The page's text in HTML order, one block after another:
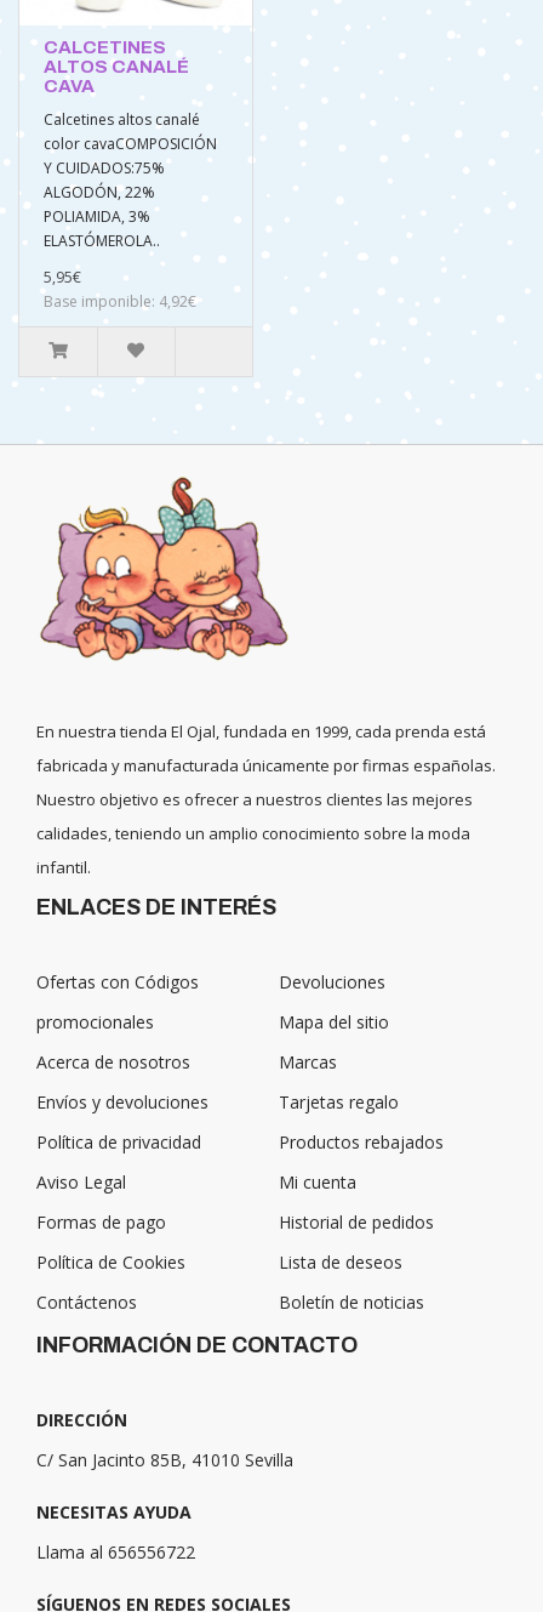
CALCETINES
ALTOS CANALÉ
CAVA
Calcetines altos canalé
color cavaCOMPOSICIÓN
Y CUIDADOS:75%
ALGODÓN, 22%
POLIAMIDA, 3%
ELASTÓMEROLA..
5,95€
Base imponible: 4,92€
En nuestra tienda El Ojal, fundada en 1999, cada prenda está
fabricada y manufacturada únicamente por firmas españolas.
Nuestro objetivo es ofrecer a nuestros clientes las mejores
calidades, teniendo un amplio conocimiento sobre la moda
infantil.
ENLACES DE INTERÉS
Ofertas con Códigos
promocionales
Acerca de nosotros
Envíos y devoluciones
Política de privacidad
Aviso Legal
Formas de pago
Política de Cookies
Contáctenos
Devoluciones
Mapa del sitio
Marcas
Tarjetas regalo
Productos rebajados
Mi cuenta
Historial de pedidos
Lista de deseos
Boletín de noticias
INFORMACIÓN DE CONTACTO
DIRECCIÓN
C/ San Jacinto 85B, 41010 Sevilla
NECESITAS AYUDA
Llama al 656556722
SÍGUENOS EN REDES SOCIALES